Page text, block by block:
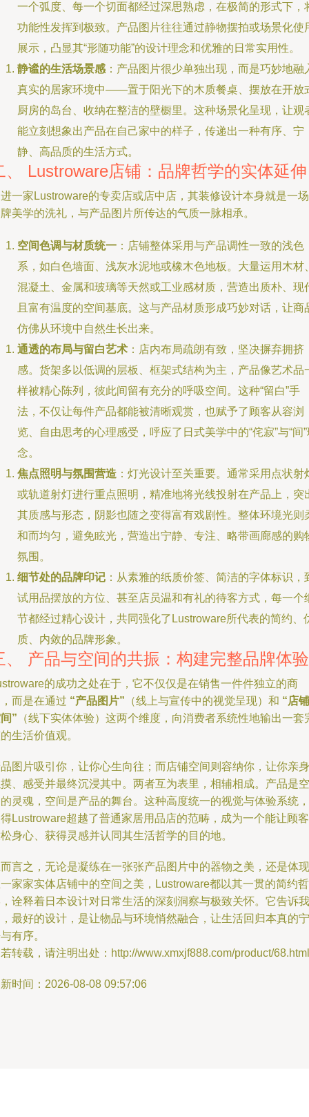
一个弧度、每一个切面都经过深思熟虑，在极简的形式下，
功能性发挥到极致。产品图片往往通过静物摆拍或场景化使
展示，凸显其“形随功能”的设计理念和优雅的日常实用性。
静谧的生活场景感 ：产品图片很少单独出现，而是巧妙地融
真实的居家环境中——置于阳光下的木质餐桌、摆放在开放
厨房的岛台、收纳在整洁的壁橱里。这种场景化呈现，让观
能立刻想象出产品在自己家中的样子，传递出一种有序、宁
静、高品质的生活方式。
、 Lustroware店铺：品牌哲学的实体延伸
一家Lustroware的专卖店或店中店，其装修设计本身就是一场
美学的洗礼，与产品图片所传达的气质一脉相承。
空间色调与材质统一 ：店铺整体采用与产品调性一致的浅色
系，如白色墙面、浅灰水泥地或橡木色地板。大量运用木材
混凝土、金属和玻璃等天然或工业感材质，营造出质朴、现
且富有温度的空间基底。这与产品材质形成巧妙对话，让商
仿佛从环境中自然生长出来。
通透的布局与留白艺术 ：店内布局疏朗有致，坚决摒弃拥挤
感。货架多以低调的层板、框架式结构为主，产品像艺术品
样被精心陈列，彼此间留有充分的呼吸空间。这种“留白”手
法，不仅让每件产品都能被清晰观赏，也赋予了顾客从容浏
览、自由思考的心理感受，呼应了日式美学中的“侘寂”与“间
念。
焦点照明与氛围营造 ：灯光设计至关重要。通常采用点状射
或轨道射灯进行重点照明，精准地将光线投射在产品上，突
其质感与形态，阴影也随之变得富有戏剧性。整体环境光则
和而均匀，避免眩光，营造出宁静、专注、略带画廊感的购
氛围。
细节处的品牌印记 ：从素雅的纸质价签、简洁的字体标识，
试用品摆放的方位、甚至店员温和有礼的待客方式，每一个
节都经过精心设计，共同强化了Lustroware所代表的简约、
质、内敛的品牌形象。
、 产品与空间的共振：构建完整品牌体验
的成功之处在于，它不仅仅是在销售一件件独立的商
而是在通过 “产品图片” （线上与宣传中的视觉呈现）和 “店铺
” （线下实体体验）这两个维度，向消费者系统性地输出一套
生活价值观。
图片吸引你，让你心生向往；而店铺空间则容纳你，让你亲身
、感受并最终沉浸其中。两者互为表里，相辅相成。产品是空
灵魂，空间是产品的舞台。这种高度统一的视觉与体验系统，
Lustroware超越了普通家居用品店的范畴，成为一个能让顾客
身心、获得灵感并认同其生活哲学的目的地。
言之，无论是凝练在一张张产品图片中的器物之美，还是体现
家家实体店铺中的空间之美，Lustroware都以其一贯的简约哲
诠释着日本设计对日常生活的深刻洞察与极致关怀。它告诉我
最好的设计，是让物品与环境悄然融合，让生活回归本真的宁
有序。
转载，请注明出处：http://www.xmxjf888.com/product/68.html
时间：2026-08-08 09:57:06